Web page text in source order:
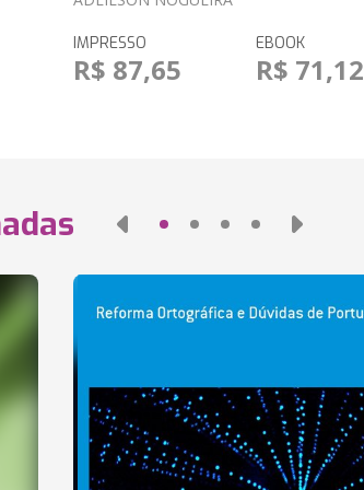
IMPRESSO
R$ 87,65
EBOOK
R$ 71,12